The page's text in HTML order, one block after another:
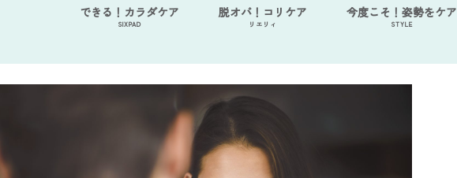
できる！カラダケア
SIXPAD
脱オバ！コリケア
リエリィ
今度こそ！姿勢をケア
STYLE